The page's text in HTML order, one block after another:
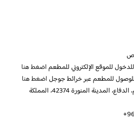
للموقع الإلكتروني للمطعماضغط هنا
للمطعم عبر خرائط جوجلاضغط هنا
الامام مسلم، الدفاع، المدينة المنورة 42374، المملكة